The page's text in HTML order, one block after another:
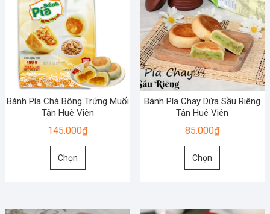
Các
tùy
chọn
có
thể
được
chọn
trên
trang
sản
Các
tùy
chọn
có
thể
được
chọn
trên
Bánh Pía Chà Bông Trứng Muối
Tân Huê Viên
145.000₫
Chọn
Sản
nhiều
Bánh Pía Chay Dứa Sầu Riêng
Tân Huê Viên
85.000₫
Chọn
Sản
nhiều